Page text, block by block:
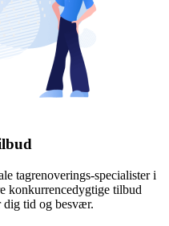
tagrenoverings-specialister i
konkurrencedygtige tilbud
dig tid og besvær.